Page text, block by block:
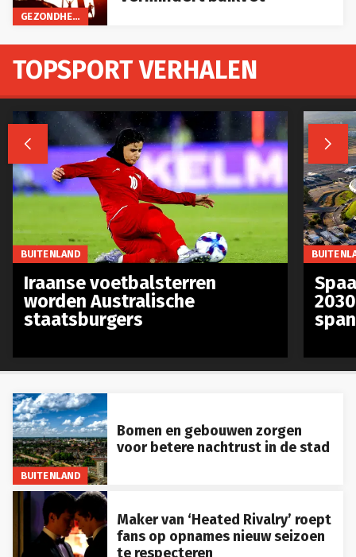
GEZONDHEID
BUITENLAND
Bomen en gebouwen zorgen
voor betere nachtrust in de stad
Maker van ‘Heated Rivalry’ roept
fans op opnames nieuw seizoen
te respecteren
TOPSPORT VERHALEN
 
BUITENLAND
Iraanse voetbalsterren
worden Australische
staatsburgers